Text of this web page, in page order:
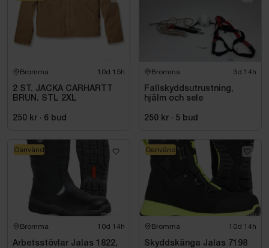
Bromma 10d 15h
2 ST. JACKA CARHARTT
BRUN. STL 2XL
250 kr · 6 bud
Bromma 3d 14h
Fallskyddsutrustning,
hjälm och sele
250 kr · 5 bud
Bromma 10d 14h
Arbetsstövlar Jalas 1822,
Oanvänd
Bromma 10d 14h
Skyddskänga Jalas 7198
Oanvänd